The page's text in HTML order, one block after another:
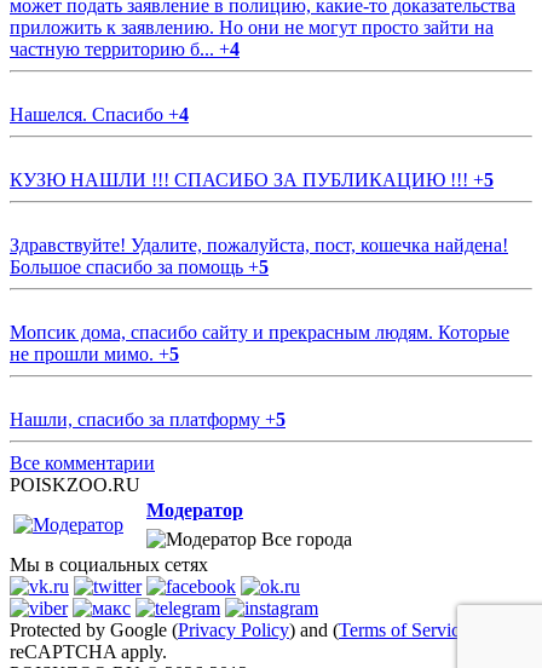
может подать заявление в полицию, какие-то доказательства
приложить к заявлению. Но они не могут просто зайти на
частную территорию б... +4
Нашелся. Спасибо +4
КУЗЮ НАШЛИ !!! СПАСИБО ЗА ПУБЛИКАЦИЮ !!! +5
Здравствуйте! Удалите, пожалуйста, пост, кошечка найдена!
Большое спасибо за помощь +5
Мопсик дома, спасибо сайту и прекрасным людям. Которые
не прошли мимо. +5
Нашли, спасибо за платформу +5
Все комментарии
POISKZOO.RU
Модератор
Все города
Мы в социальных сетях
Protected by Google (Privacy Policy) and (Terms of Service
reCAPTCHA apply.